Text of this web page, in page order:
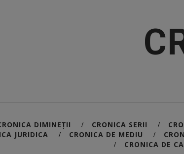
DIMINEȚII / CRONICA SERII /
JURIDICA / CRONICA DE MEDIU /
/ CRONICA DE